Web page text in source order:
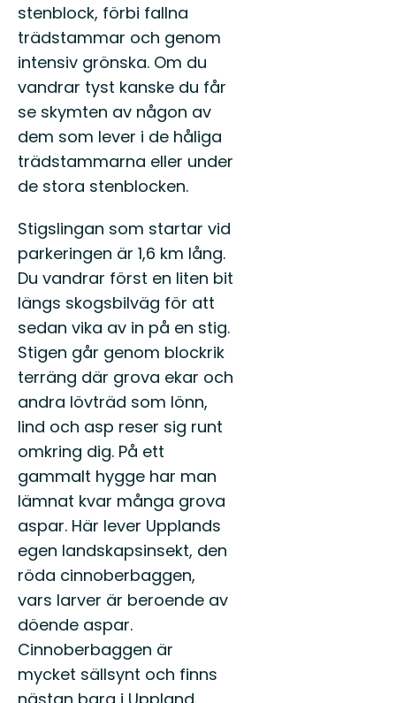
stenblock, förbi fallna
trädstammar och genom
intensiv grönska. Om du
vandrar tyst kanske du får
se skymten av någon av
dem som lever i de håliga
trädstammarna eller under
de stora stenblocken.
Stigslingan som startar vid
parkeringen är 1,6 km lång.
Du vandrar först en liten bit
längs skogsbilväg för att
sedan vika av in på en stig.
Stigen går genom blockrik
terräng där grova ekar och
andra lövträd som lönn,
lind och asp reser sig runt
omkring dig. På ett
gammalt hygge har man
lämnat kvar många grova
aspar. Här lever Upplands
egen landskapsinsekt, den
röda cinnoberbaggen,
vars larver är beroende av
döende aspar.
Cinnoberbaggen är
mycket sällsynt och finns